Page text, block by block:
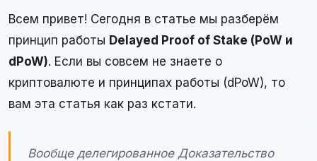
Всем привет! Сегодня в статье мы разберём
принцип работы Delayed Proof of Stake (PoW и
dPoW). Если вы совсем не знаете о
криптовалюте и принципах работы (dPoW), то
вам эта статья как раз кстати.
Вообще делегированное Доказательство